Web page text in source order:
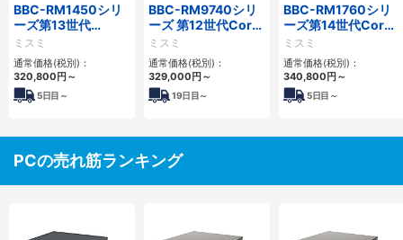
BBC-RM1450シリ
ーズ第13世代
Core・12世代
Celeron対応ラック
マウント4PCIe
ミスミ
通常価格(税別)：
320,800円～
5日目～
BBC-RM9740シリ
ーズ 第12世代Core
対応ラックマウント
FAPC4PCI・3PCIe
ミスミ
通常価格(税別)：
329,000円～
19日目～
BBC-RM1760シリ
ーズ第14世代Core
対応ラックマウント
3PCIe
ミスミ
通常価格(税別)：
340,800円～
5日目～
PCの売れ筋ランキング